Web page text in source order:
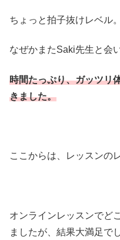
ちょっと拍子抜けレベル。
なぜかまたSaki先生と会
時間たっぷり、ガッツリ
きました。
ここからは、レッスンの
オンラインレッスンでど
ましたが、結果大満足で